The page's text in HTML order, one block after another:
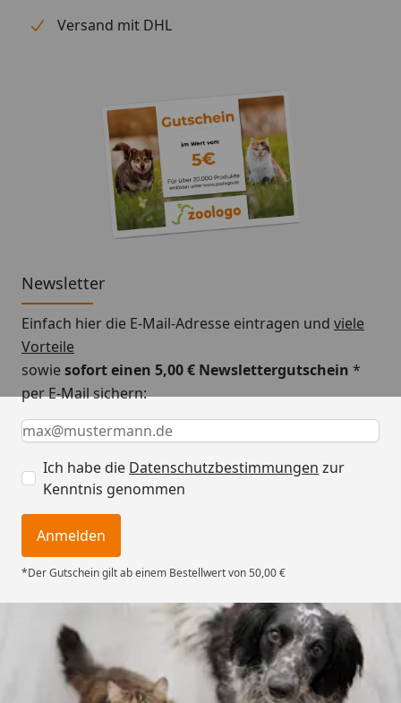
Versand mit DHL
Newsletter
Einfach hier die E-Mail-Adresse eintragen und viele
Vorteile
sowiesofort einen 5,00 € Newslettergutschein *
per E-Mail sichern:
Keine Eingabe erforderlich
Eingabe erforderlich
E-Mail *
Ich habe die Datenschutzbestimmungen zur
Kenntnis genommen
Anmelden
*Der Gutschein gilt ab einem Bestellwert von 50,00 €
Trusted Shops